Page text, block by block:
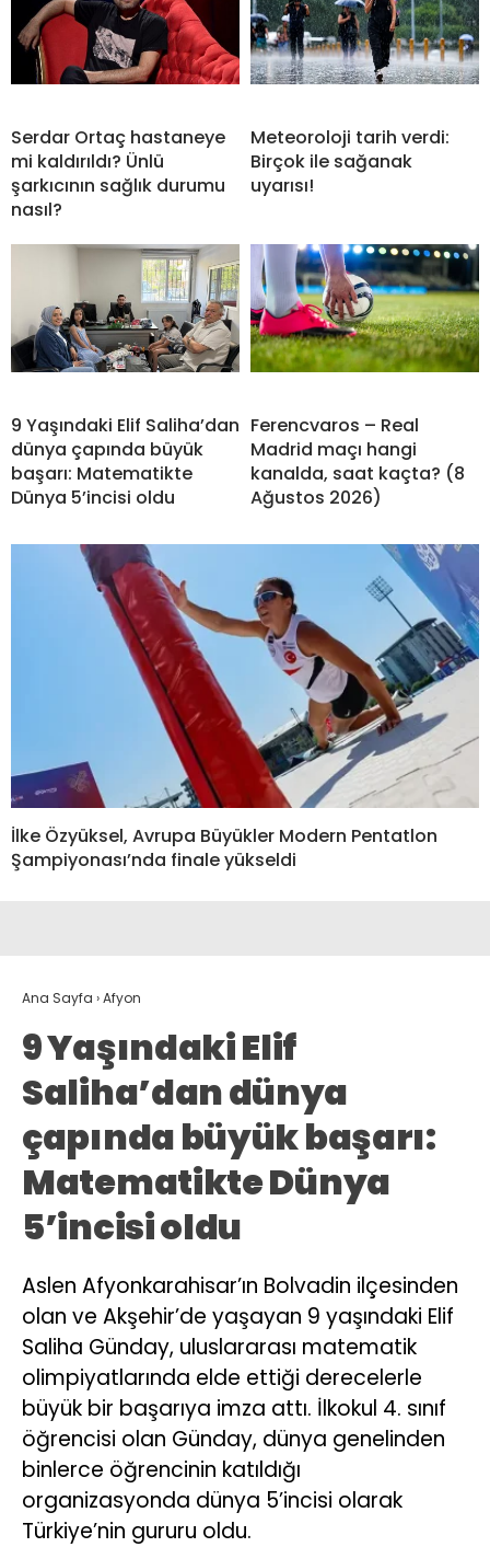
Serdar Ortaç hastaneye
mi kaldırıldı? Ünlü
şarkıcının sağlık durumu
nasıl?
Meteoroloji tarih verdi:
Birçok ile sağanak
uyarısı!
9 Yaşındaki Elif Saliha’dan
dünya çapında büyük
başarı: Matematikte
Dünya 5’incisi oldu
Ferencvaros – Real
Madrid maçı hangi
kanalda, saat kaçta? (8
Ağustos 2026)
İlke Özyüksel, Avrupa Büyükler Modern Pentatlon
Şampiyonası’nda finale yükseldi
Ana Sayfa ›Afyon
9 Yaşındaki Elif
Saliha’dan dünya
çapında büyük başarı:
Matematikte Dünya
5’incisi oldu
Aslen Afyonkarahisar’ın Bolvadin ilçesinden
olan ve Akşehir’de yaşayan 9 yaşındaki Elif
Saliha Günday, uluslararası matematik
olimpiyatlarında elde ettiği derecelerle
büyük bir başarıya imza attı. İlkokul 4. sınıf
öğrencisi olan Günday, dünya genelinden
binlerce öğrencinin katıldığı
organizasyonda dünya 5’incisi olarak
Türkiye’nin gururu oldu.